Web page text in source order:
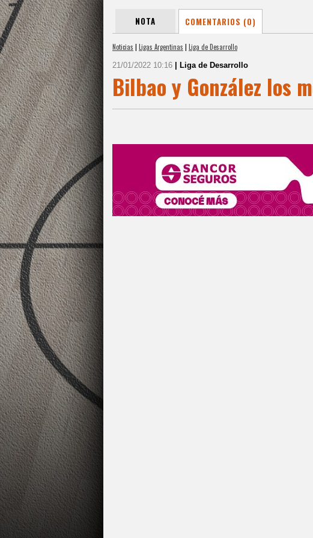
NOTA COMENTARIOS (0)
Noticias | Ligas Argentinas | Liga de Desarrollo
21/01/2022 10:16 | Liga de Desarrollo
Bilbao y González los